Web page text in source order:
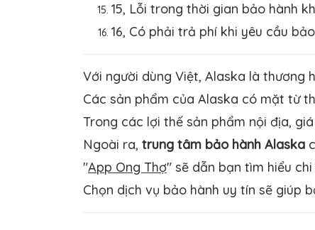
15, Lỗi trong thời gian bảo hành
16, Có phải trả phí khi yêu cầu
Với người dùng Việt, Alaska là thương
Các sản phẩm của Alaska có mặt từ
Trong các lợi thế sản phẩm nội địa,
Ngoài ra, trung tâm bảo hành Alaska
"App Ong Thợ" sẽ dẫn bạn tìm hiểu
Chọn dịch vụ bảo hành uy tín sẽ giúp